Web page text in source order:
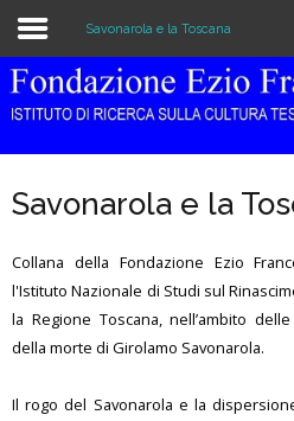
Home
Biblioteca e Archivio
Ricerca
Pubblicazioni
Savonarola e la Toscana
Savonarola e la
Collana della Fondazione Ezio
l'Istituto Nazionale di Studi sul
la Regione Toscana, nell’ambito
della morte di Girolamo Savonarola.
Il rogo del Savonarola e la